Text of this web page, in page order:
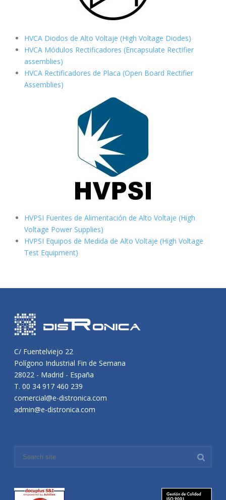
HVCA Diodos de Alto Voltaje (High Voltage Diodes)
HVCA Módulos Rectificadores (Encapsulate Rectifier
assemblies)
HVCA Rectificadores de Placa (Open Board Rectifier
Assemblies)
HVPSI Fuentes de Alimentación de Alto Voltaje (High
Voltage Power Supplies)
HVPSI Equipos de Medida de Alto Voltaje (High Voltage
Test Equipment)
C/ Fuentelviejo 22
Polígono Industrial Fin de Semana
28022 - Madrid - España
T. 00 34 917 460 239
comercial@e-distronica.com
admin@e-distronica.com